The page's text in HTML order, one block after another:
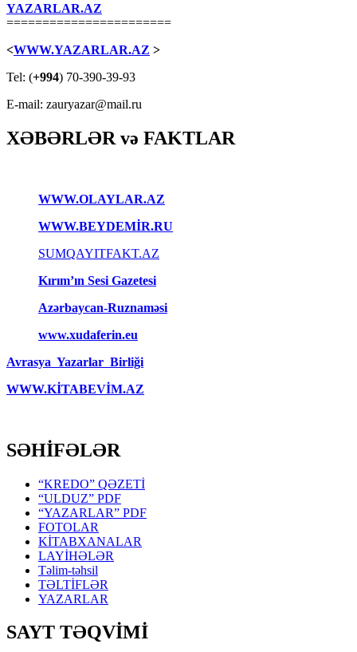
YAZARLAR.AZ
=======================
<WWW.YAZARLAR.AZ >
Tel: (+994) 70-390-39-93
E-mail: zauryazar@mail.ru
XƏBƏRLƏR və FAKTLAR
WWW.OLAYLAR.AZ
WWW.BEYDEMİR.RU
SUMQAYITFAKT.AZ
Kırım’ın Sesi Gazetesi
Azərbaycan-Ruznaməsi
www.xudaferin.eu
Avrasya Yazarlar Birliği
WWW.KİTABEVİM.AZ
SƏHİFƏLƏR
“KREDO” QƏZETİ
“ULDUZ” PDF
“YAZARLAR” PDF
FOTOLAR
KİTABXANALAR
LAYİHƏLƏR
Təlim-təhsil
TƏLTİFLƏR
YAZARLAR
SAYT TƏQVİMİ